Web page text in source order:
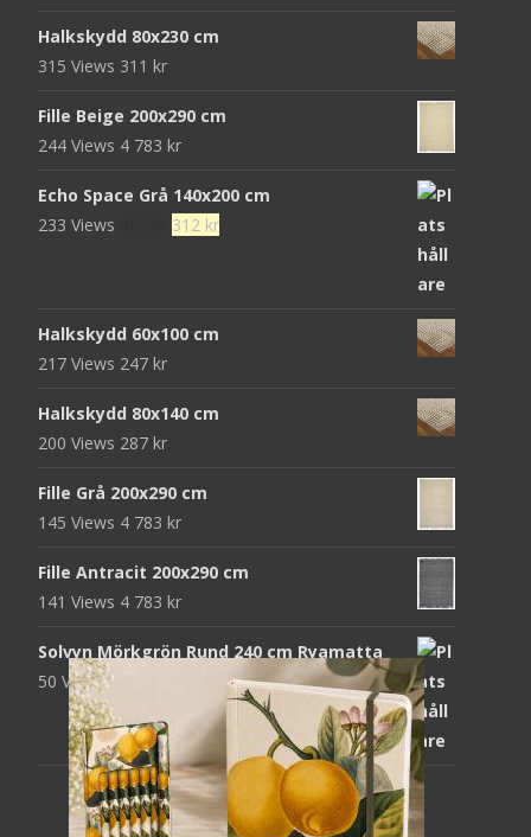
Halkskydd 80x230 cm
315 Views 311 kr
Fille Beige 200x290 cm
244 Views 4 783 kr
Echo Space Grå 140x200 cm
233 Views
Det
952 kr.
312 krDet
Halkskydd 60x100 cm
217 Views 247 kr
Halkskydd 80x140 cm
200 Views 287 kr
Fille Grå 200x290 cm
145 Views 4 783 kr
Fille Antracit 200x290 cm
141 Views 4 783 kr
Solvyn Mörkgrön Rund 240 cm Ryamatta
50 Views1 871